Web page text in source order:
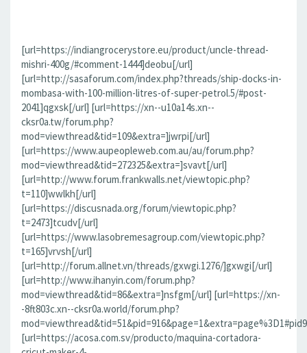
[url=https://indiangrocerystore.eu/product/uncle-thread-
mishri-400g/#comment-1444]deobu[/url]
[url=http://sasaforum.com/index.php?threads/ship-docks-in-
mombasa-with-100-million-litres-of-super-petrol.5/#post-
2041]qgxsk[/url] [url=https://xn--u10a14s.xn--
cksr0a.tw/forum.php?
mod=viewthread&tid=109&extra=]jwrpi[/url]
[url=https://www.aupeopleweb.com.au/au/forum.php?
mod=viewthread&tid=272325&extra=]svavt[/url]
[url=http://www.forum.frankwalls.net/viewtopic.php?
t=110]wwlkh[/url]
[url=https://discusnada.org/forum/viewtopic.php?
t=2473]tcudv[/url]
[url=https://www.lasobremesagroup.com/viewtopic.php?
t=165]vrvsh[/url]
[url=http://forum.allnet.vn/threads/gxwgi.1276/]gxwgi[/url]
[url=http://www.ihanyin.com/forum.php?
mod=viewthread&tid=86&extra=]nsfgm[/url] [url=https://xn-
-8ft803c.xn--cksr0a.world/forum.php?
[url=https://acosa.com.sv/producto/maquina-cortadora-